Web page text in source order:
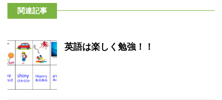
関連記事
英語は楽しく勉強！！